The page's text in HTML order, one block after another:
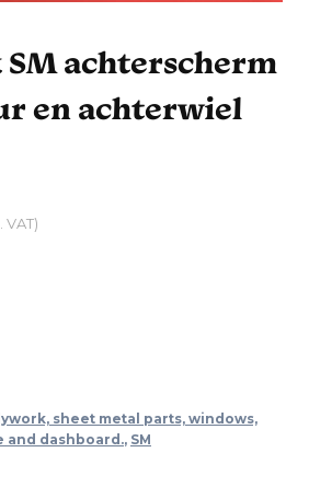
achterscherm
en achterwiel
VAT)
sheet metal parts, windows,
and dashboard., SM